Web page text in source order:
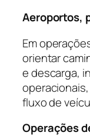
Aeroportos,
Em
orientar
e descarga,
fluxo de
Operações